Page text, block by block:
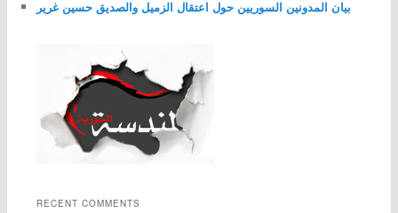
بيان المدونين السوريين حول اعتقال الزميل والصديق حسين غرير
RECENT COMMENTS